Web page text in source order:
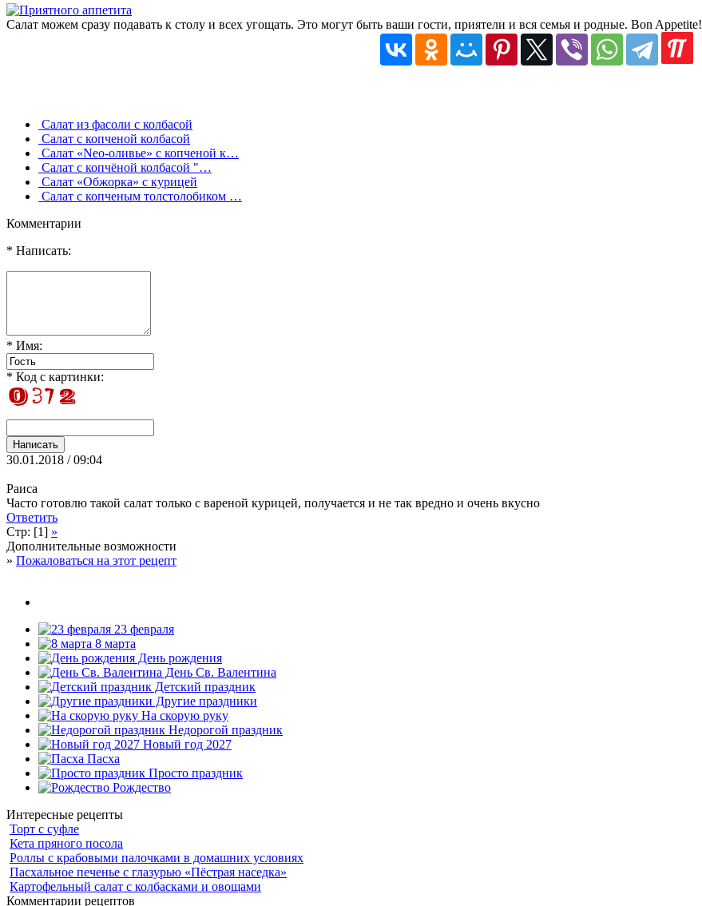
Салат можем сразу подавать к столу и всех угощать. Это могут быть ваши гости, приятели и вся семья и родные. Bon Appetite!
Салат из фасоли с колбасой
Салат с копченой колбасой
Салат «Neo-оливье» с копченой к…
Салат с копчёной колбасой "…
Салат «Обжорка» с курицей
Салат с копченым толстолобиком …
Комментарии
* Написать:
* Имя:
* Код с картинки:
30.01.2018 / 09:04
Раиса
Часто готовлю такой салат только с вареной курицей, получается и не так вредно и очень вкусно
Ответить
Стр: [1] »
Дополнительные возможности
» Пожаловаться на этот рецепт
23 февраля
8 марта
День рождения
День Св. Валентина
Детский праздник
Другие праздники
На скорую руку
Недорогой праздник
Новый год 2027
Пасха
Просто праздник
Рождество
Интересные рецепты
Торт с суфле
Кета пряного посола
Роллы с крабовыми палочками в домашних условиях
Пасхальное печенье с глазурью «Пёстрая наседка»
Картофельный салат с колбасками и овощами
Комментарии рецептов